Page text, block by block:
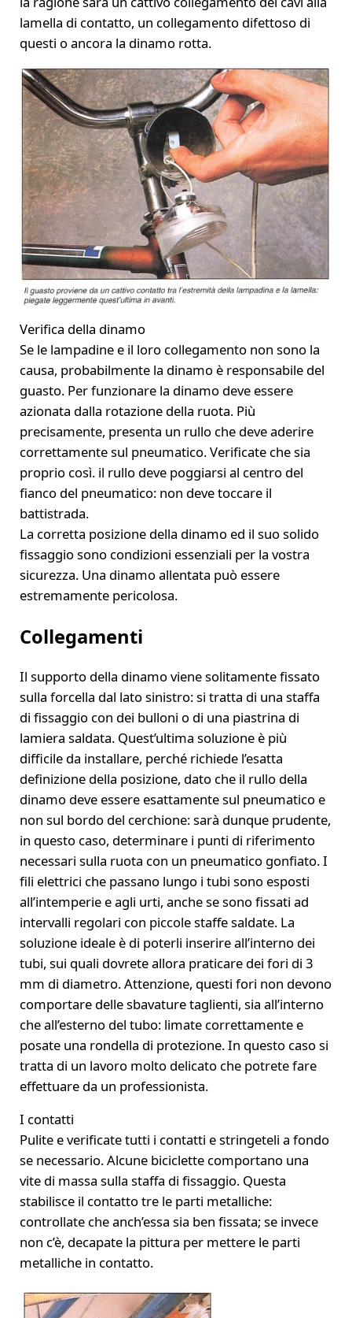
lamella di contatto, un collegamento difettoso di
questi o ancora la dinamo rotta.
Verifica della dinamo
Se le lampadine e il loro collegamento non sono la
causa, probabilmente la dinamo è responsabile del
guasto. Per funzionare la dinamo deve essere
azionata dalla rotazione della ruota. Più
precisamente, presenta un rullo che deve aderire
correttamente sul pneumatico. Verificate che sia
proprio così. il rullo deve poggiarsi al centro del
fianco del pneumatico: non deve toccare il
battistrada.
La corretta posizione della dinamo ed il suo solido
fissaggio sono condizioni essenziali per la vostra
sicurezza. Una dinamo allentata può essere
estremamente pericolosa.
Collegamenti
Il supporto della dinamo viene solitamente fissato
sulla forcella dal lato sinistro: si tratta di una staffa
di fissaggio con dei bulloni o di una piastrina di
lamiera saldata. Quest’ultima soluzione è più
difficile da installare, perché richiede l’esatta
definizione della posizione, dato che il rullo della
dinamo deve essere esattamente sul pneumatico e
non sul bordo del cerchione: sarà dunque prudente,
in questo caso, determinare i punti di riferimento
necessari sulla ruota con un pneumatico gonfiato. I
fili elettrici che passano lungo i tubi sono esposti
all’intemperie e agli urti, anche se sono fissati ad
intervalli regolari con piccole staffe saldate. La
soluzione ideale è di poterli inserire all’interno dei
tubi, sui quali dovrete allora praticare dei fori di 3
mm di diametro. Attenzione, questi fori non devono
comportare delle sbavature taglienti, sia all’interno
che all’esterno del tubo: limate correttamente e
posate una rondella di protezione. In questo caso si
tratta di un lavoro molto delicato che potrete fare
effettuare da un professionista.
I contatti
Pulite e verificate tutti i contatti e stringeteli a fondo
se necessario. Alcune biciclette comportano una
vite di massa sulla staffa di fissaggio. Questa
stabilisce il contatto tre le parti metalliche:
controllate che anch’essa sia ben fissata; se invece
non c’è, decapate la pittura per mettere le parti
metalliche in contatto.